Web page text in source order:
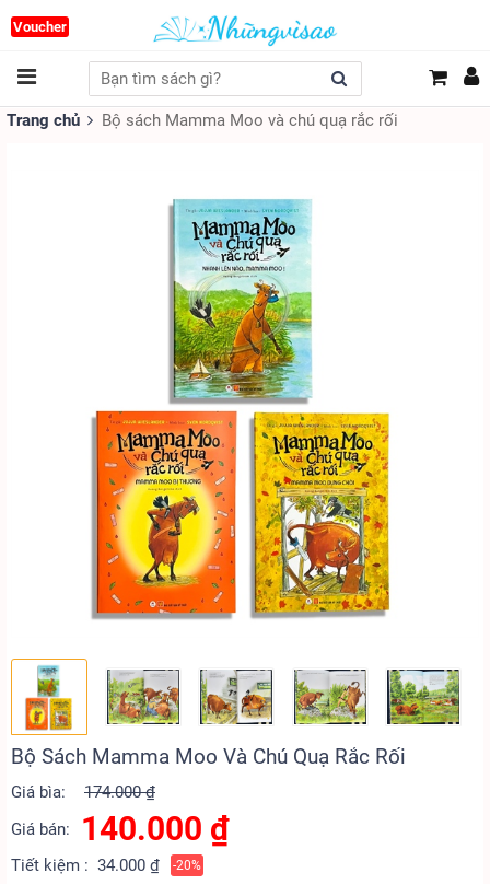
Voucher
Trang chủ Bộ sách Mamma Moo và chú quạ rắc rối
Bộ Sách Mamma Moo Và Chú Quạ Rắc Rối
Giá bìa:
174.000 ₫
Giá bán:
140.000 ₫
Tiết kiệm : 34.000 ₫ -20%